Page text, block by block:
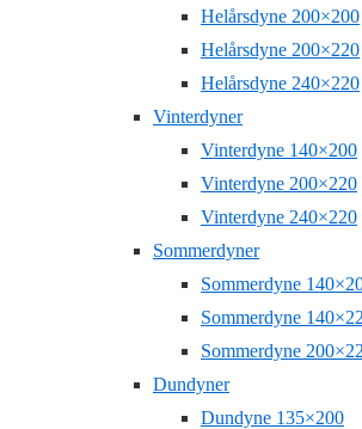
Helårsdyne 200×200
Helårsdyne 200×220
Helårsdyne 240×220
Vinterdyner
Vinterdyne 140×200
Vinterdyne 200×220
Vinterdyne 240×220
Sommerdyner
Sommerdyne
Sommerdyne
Sommerdyne
Dundyner
Dundyne 135×200